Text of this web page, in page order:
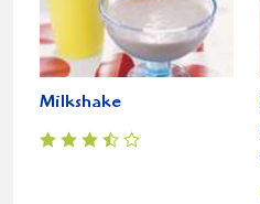
Milkshake